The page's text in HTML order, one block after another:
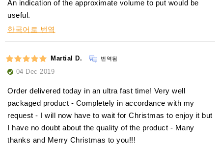
An indication of the approximate volume to put would be
useful.
한국어로 번역
Martial D. 번역됨
04 Dec 2019
Order delivered today in an ultra fast time! Very well
packaged product - Completely in accordance with my
request - I will now have to wait for Christmas to enjoy it but
I have no doubt about the quality of the product - Many
thanks and Merry Christmas to you!!!